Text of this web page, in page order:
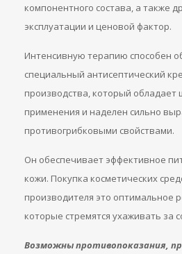
компонентного состава, а также
эксплуатации и ценовой фактор.
Интенсивную терапию способен
специальный антисептический
производства, который
применения и наделен сильно
противогрибковыми свойствами.
Он обеспечивает эффективное
кожи. Покупка косметических
производителя это оптимальное
которые стремятся ухаживать за
Возможны противопоказания,